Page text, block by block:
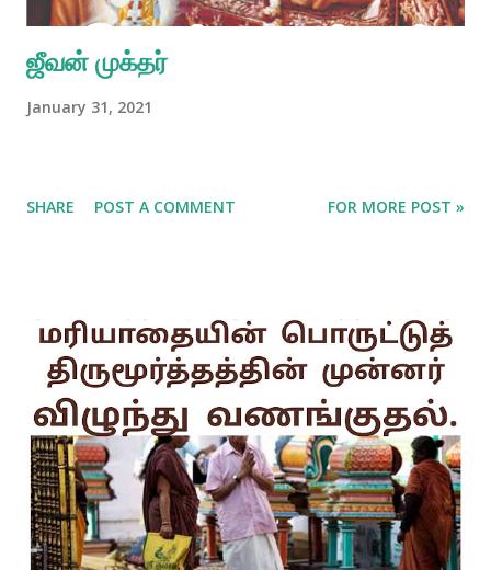
ஜீவன் முக்தர்
January 31, 2021
SHARE POST A COMMENT FOR MORE POST »